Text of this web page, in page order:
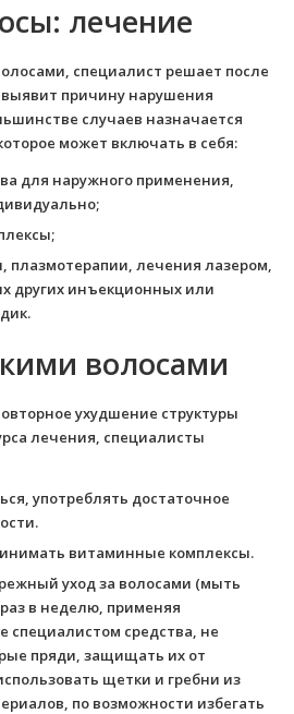
лечение
специалист решает после
причину нарушения
случаев назначается
может включать в себя:
для наружного применения,
плазмотерапии, лечения лазером,
других инъекционных или
волосами
ухудшение структуры
лечения, специалисты
употреблять достаточное
витаминные комплексы.
уход за волосами (мыть
в неделю, применяя
специалистом средства, не
пряди, защищать их от
щетки и гребни из
по возможности избегать